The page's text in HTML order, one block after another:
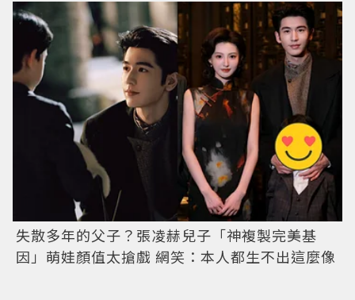
失散多年的父子？張凌赫兒子「神複製完美基
因」萌娃顏值太搶戲 網笑：本人都生不出這麼像